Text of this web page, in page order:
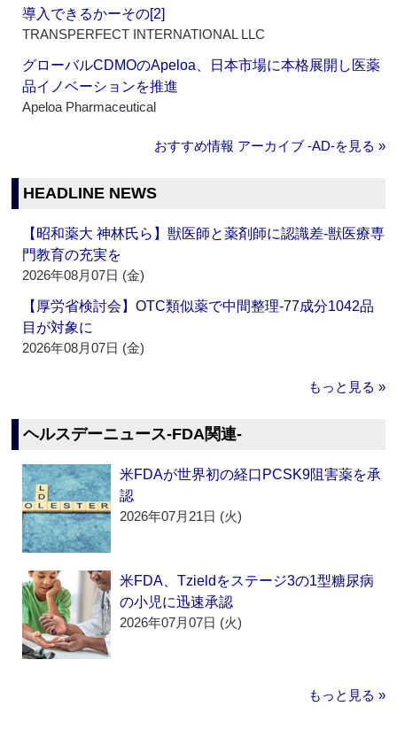
導入できるかーその[2]
TRANSPERFECT INTERNATIONAL LLC
グローバルCDMOのApeloa、日本市場に本格展開し医薬
品イノベーションを推進
Apeloa Pharmaceutical
おすすめ情報 アーカイブ ‐AD‐を見る »
HEADLINE NEWS
【昭和薬大 神林氏ら】獣医師と薬剤師に認識差‐獣医療専
門教育の充実を
2026年08月07日 (金)
【厚労省検討会】OTC類似薬で中間整理‐77成分1042品
目が対象に
2026年08月07日 (金)
もっと見る »
ヘルスデーニュース‐FDA関連‐
米FDAが世界初の経口PCSK9阻害薬を承
認
2026年07月21日 (火)
米FDA、Tzieldをステージ3の1型糖尿病
の小児に迅速承認
2026年07月07日 (火)
もっと見る »